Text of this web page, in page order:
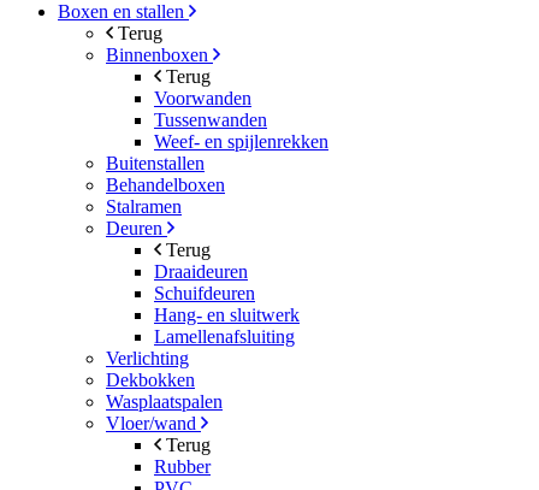
Boxen en stallen
Terug
Binnenboxen
Terug
Voorwanden
Tussenwanden
Weef- en spijlenrekken
Buitenstallen
Behandelboxen
Stalramen
Deuren
Terug
Draaideuren
Schuifdeuren
Hang- en sluitwerk
Lamellenafsluiting
Verlichting
Dekbokken
Wasplaatspalen
Vloer/wand
Terug
Rubber